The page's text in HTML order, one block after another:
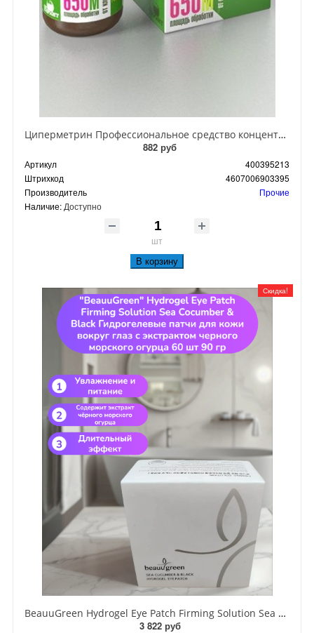
Циперметрин Профессиональное средство концентрат эмульсии 25% для уничтожения тараканов, мух,комаров, блох, клопов, муравьев, ос 50 мл
882 руб
Артикул
400395213
Штрихкод
4607006903395
Производитель
Прочие
Наличие: Доступно
шт
В корзину
Скидка!
BeauuGreen Hydrogel Eye Patch Firming Solution Sea Cocumber & Black Гидрогелевые патчи для кожи вокруг глаз с экстрактом черного морского огурца 60 шт 90 гр
3 822 руб